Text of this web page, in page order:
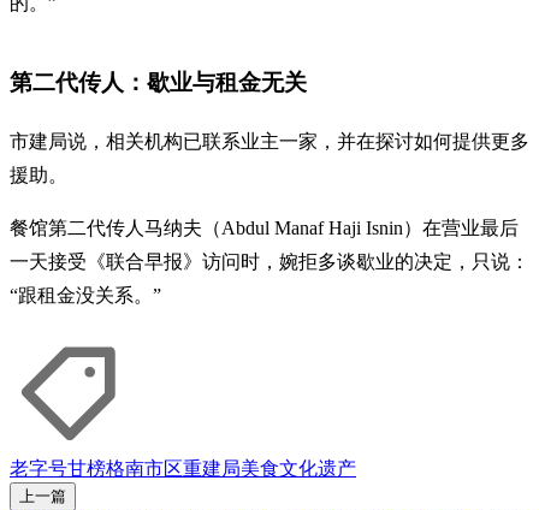
第二代传人：歇业与租金无关
市建局说，相关机构已联系业主一家，并在探讨如何提供更多
援助。
餐馆第二代传人马纳夫（Abdul Manaf Haji Isnin）在营业最后
一天接受《联合早报》访问时，婉拒多谈歇业的决定，只说：
“跟租金没关系。”
老字号甘榜格南市区重建局美食文化遗产
上一篇